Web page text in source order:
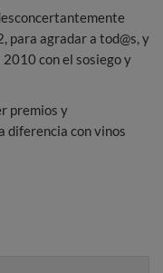
para agradar a tod@s, y
con el sosiego y
premios y
diferencia con vinos